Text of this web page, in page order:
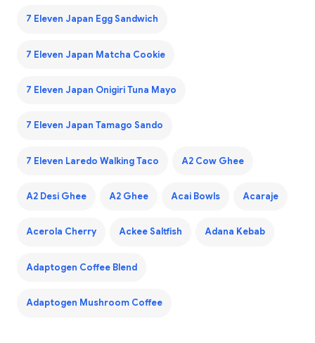
7 Eleven Japan Egg Sandwich
7 Eleven Japan Matcha Cookie
7 Eleven Japan Onigiri Tuna Mayo
7 Eleven Japan Tamago Sando
7 Eleven Laredo Walking Taco A2 Cow Ghee
A2 Desi Ghee A2 Ghee Acai Bowls Acaraje
Acerola Cherry Ackee Saltfish Adana Kebab
Adaptogen Coffee Blend
Adaptogen Mushroom Coffee